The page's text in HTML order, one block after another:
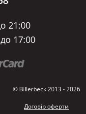
21:00
17:00
© Billerbeck 2013 - 2026
Договір оферти